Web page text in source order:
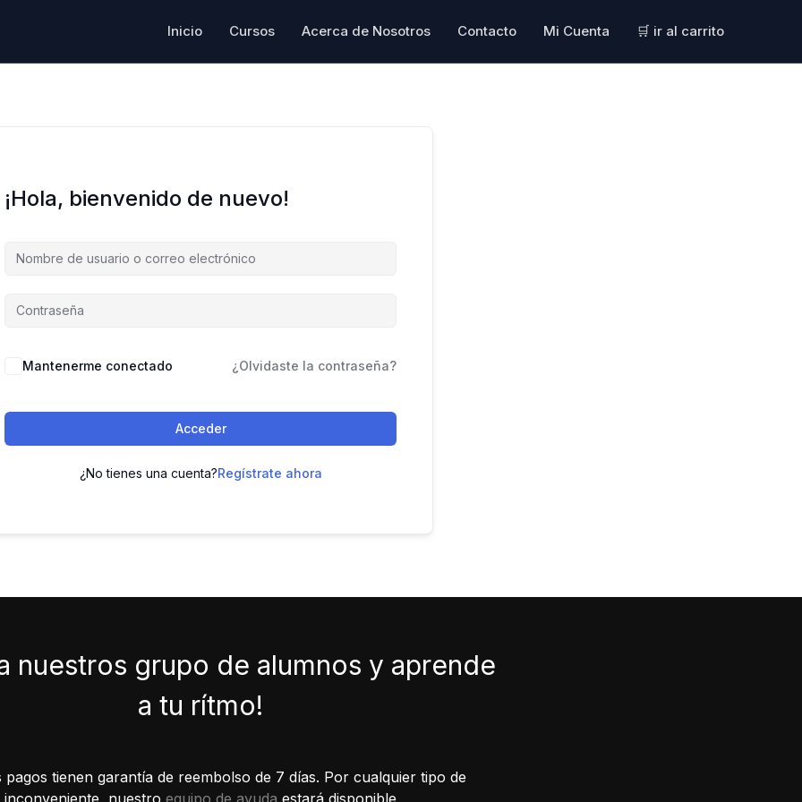
Inicio Cursos Acerca de Nosotros Contacto Mi Cuenta 🛒 ir al carrito
¡Hola, bienvenido de nuevo!
Mantenerme conectado ¿Olvidaste la contraseña?
Acceder
¿No tienes una cuenta?Regístrate ahora
nuestros grupo de alumnos y aprende
a tu rítmo!
pagos tienen garantía de reembolso de 7 días. Por cualquier tipo de
inconveniente, nuestro equipo de ayuda estará disponible